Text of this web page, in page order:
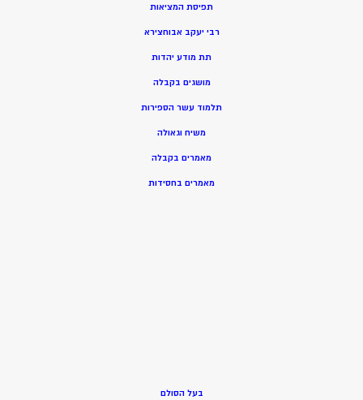
תפיסת המציאות
רבי יעקב אבוחצירא
תת מודע יהדות
מושגים בקבלה
תלמוד עשר הספירות
משיח וגאולה
מאמרים בקבלה
מאמרים בחסידות
בעל הסולם